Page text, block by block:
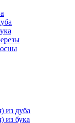
из дуба
из бука